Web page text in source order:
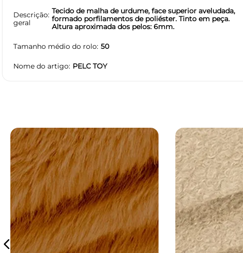
Descrição
geral
Tecido de malha de urdume, face superior aveludada,
formado porfilamentos de poliéster. Tinto em peça.
Altura aproximada dos pelos: 6mm.
Tamanho médio do rolo 50
Nome do artigo PELC TOY